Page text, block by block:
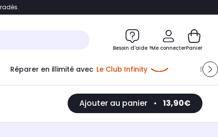
Accéder directement au chatbot
Besoin d'aide ?Me connecter
Me connecter
Nouveau clientCréer mon compte
ou me connecter avec
Panier
Réparer en illimité avec Le Club Infinity
Ajouter au panier • 13,90€